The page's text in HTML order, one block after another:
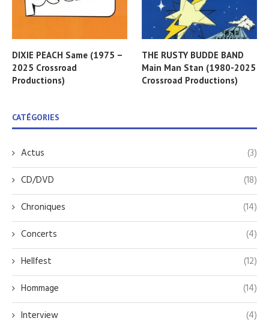
DIXIE PEACH Same (1975 –
2025 Crossroad
Productions)
THE RUSTY BUDDE BAND
Main Man Stan (1980-2025
Crossroad Productions)
CATÉGORIES
Actus
(3)
CD/DVD
(18)
Chroniques
(14)
Concerts
(4)
Hellfest
(12)
Hommage
(14)
Interview
(4)